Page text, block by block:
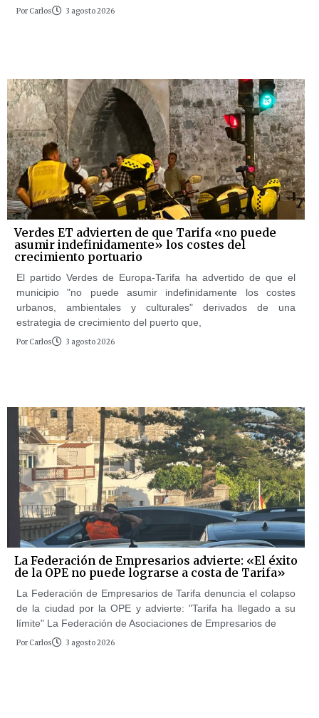
Por Carlos 3 agosto 2026
Verdes ET advierten de que Tarifa «no puede
asumir indefinidamente» los costes del
crecimiento portuario
El partido Verdes de Europa-Tarifa ha advertido de que el
municipio "no puede asumir indefinidamente los costes
urbanos, ambientales y culturales" derivados de una
estrategia de crecimiento del puerto que,
Por Carlos 3 agosto 2026
La Federación de Empresarios advierte: «El éxito
de la OPE no puede lograrse a costa de Tarifa»
La Federación de Empresarios de Tarifa denuncia el colapso
de la ciudad por la OPE y advierte: "Tarifa ha llegado a su
límite" La Federación de Asociaciones de Empresarios de
Por Carlos 3 agosto 2026